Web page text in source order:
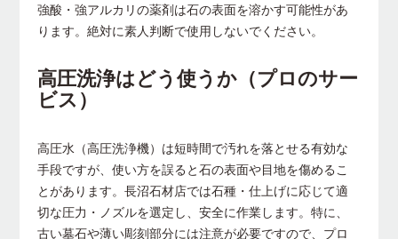
強酸・強アルカリの薬剤は石の表面を溶かす可能性があ
ります。絶対に素人判断で使用しないでください。
高圧洗浄はどう使うか（プロのサー
ビス）
高圧水（高圧洗浄機）は短時間で汚れを落とせる有効な
手段ですが、使い方を誤ると石の表面や目地を傷めるこ
とがあります。長沼石材店では石種・仕上げに応じて適
切な圧力・ノズルを選定し、安全に作業します。特に、
古い墓石や薄い彫刻部分には注意が必要ですので、プロ